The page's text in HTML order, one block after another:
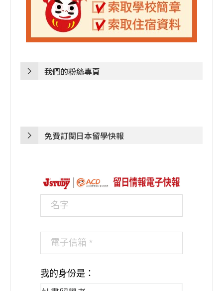
我們的粉絲專頁
免費訂閱日本留學快報
我的身份是：